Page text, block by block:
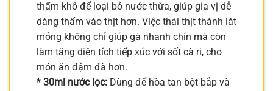
thấm khô để loại bỏ nước thừa, giúp gia vị dễ
dàng thấm vào thịt hơn. Việc thái thịt thành lát
mỏng không chỉ giúp gà nhanh chín mà còn
làm tăng diện tích tiếp xúc với sốt cà ri, cho
món ăn đậm đà hơn.
* 30ml nước lọc: Dùng để hòa tan bột bắp và